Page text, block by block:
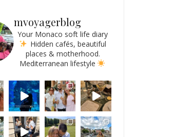
mvoyagerblog
Your Monaco soft life diary
Hidden cafés, beautiful
places & motherhood.
Mediterranean lifestyle